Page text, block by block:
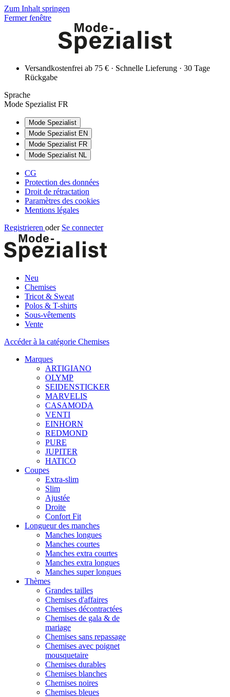
Zum Inhalt springen
Fermer fenêtre
Versandkostenfrei ab 75 € · Schnelle Lieferung · 30 Tage
Rückgabe
Sprache
Mode Spezialist FR
Mode Spezialist
Mode Spezialist EN
Mode Spezialist FR
Mode Spezialist NL
CG
Protection des données
Droit de rétractation
Paramètres des cookies
Mentions légales
Registrieren oder Se connecter
Neu
Chemises
Tricot & Sweat
Polos & T-shirts
Sous-vêtements
Vente
Accéder à la catégorie Chemises
Marques
ARTIGIANO
OLYMP
SEIDENSTICKER
MARVELIS
CASAMODA
VENTI
EINHORN
REDMOND
PURE
JUPITER
HATICO
Coupes
Extra-slim
Slim
Ajustée
Droite
Confort Fit
Longueur des manches
Manches longues
Manches courtes
Manches extra courtes
Manches extra longues
Manches super longues
Thèmes
Grandes tailles
Chemises d'affaires
Chemises décontractées
Chemises de gala & de
mariage
Chemises sans repassage
Chemises avec poignet
mousquetaire
Chemises durables
Chemises blanches
Chemises noires
Chemises bleues